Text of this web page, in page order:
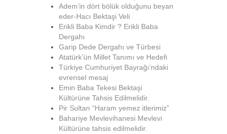
Adem’in dört bölük olduğunu beyan
eder-Hacı Bektaşi Veli
Erikli Baba Kimdir ? Erikli Baba
Dergahı
Garip Dede Dergahı ve Türbesi
Atatürk’ün Millet Tanımı ve Hedefi
Türkiye Cumhuriyet Bayrağı’ndaki
evrensel mesaj
Emin Baba Tekesi Bektaşi
Kültürüne Tahsis Edilmelidir.
Pir Sultan “Haram yemez itlerimiz”
Bahariye Mevlevihanesi Mevlevi
Kültürüne tahsis edilmelidir.